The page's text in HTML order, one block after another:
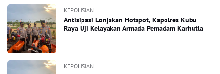
KEPOLISIAN
Antisipasi Lonjakan Hotspot, Kapolres Kubu
Raya Uji Kelayakan Armada Pemadam Karhutla
KEPOLISIAN